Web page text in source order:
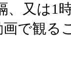
、又は1
で観る